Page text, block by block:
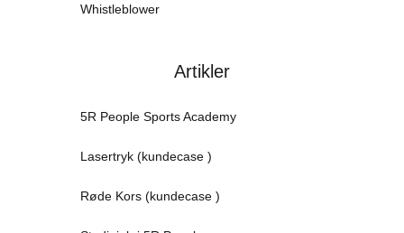
Whistleblower
Artikler
5R People Sports Academy
Lasertryk (kundecase )
Røde Kors (kundecase )